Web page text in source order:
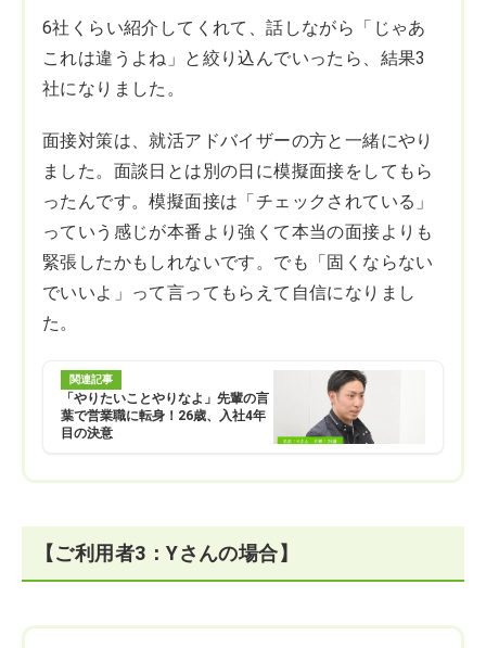
6社くらい紹介してくれて、話しながら「じゃあ
これは違うよね」と絞り込んでいったら、結果3
社になりました。
面接対策は、就活アドバイザーの方と一緒にやり
ました。面談日とは別の日に模擬面接をしてもら
ったんです。模擬面接は「チェックされている」
っていう感じが本番より強くて本当の面接よりも
緊張したかもしれないです。でも「固くならない
でいいよ」って言ってもらえて自信になりまし
た。
関連記事
「やりたいことやりなよ」先輩の言
葉で営業職に転身！26歳、入社4年
目の決意
【ご利用者3：Yさんの場合】